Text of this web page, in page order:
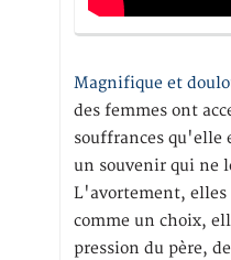
Magnifique et
des femmes ont
souffrances qu'elle
un souvenir qui ne
L'avortement, elles
comme un choix,
pression du père,